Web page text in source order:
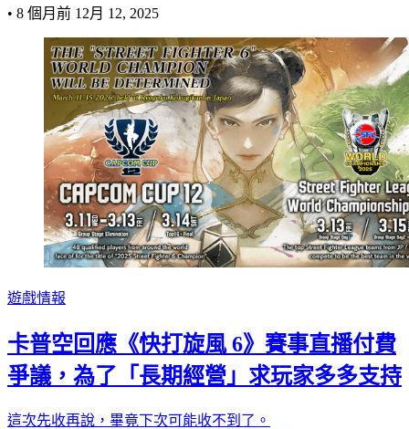
• 8 個月前 12月 12, 2025
遊戲情報
卡普空回應《快打旋風 6》賽事直播付費
爭議，為了「長期經營」求玩家多多支持
這次先收再說，畢竟下次可能收不到了。